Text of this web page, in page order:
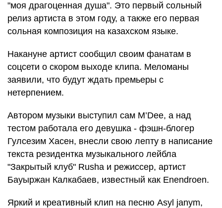
"моя драгоценная душа". Это первый сольный
релиз артиста в этом году, а также его первая
сольная композиция на казахском языке.
Накануне артист сообщил своим фанатам в
соцсети о скором выходе клипа. Меломаны
заявили, что будут ждать премьеры с
нетерпением.
Автором музыки выступил сам M’Dee, а над
тестом работала его девушка - фэшн-блогер
Гулсезим Хасен, внесли свою лепту в написание
текста резидентка музыкального лейбла
"Закрытый клуб" Rusha и режиссер, артист
Бауыржан Калкабаев, известный как Enendroen.
Яркий и креативный клип на песню Asyl janym,